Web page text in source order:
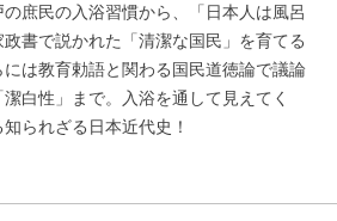
庶民の入浴習慣から、「日本人は風呂
書で説かれた「清潔な国民」を育てる
は教育勅語と関わる国民道徳論で議論
白性」まで。入浴を通して見えてく
られざる日本近代史！